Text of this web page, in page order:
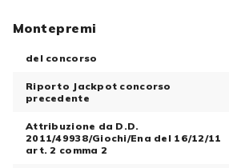
Montepremi
del concorso
Riporto Jackpot concorso
precedente
Attribuzione da D.D.
2011/49938/Giochi/Ena del 16/12/11
art. 2 comma 2